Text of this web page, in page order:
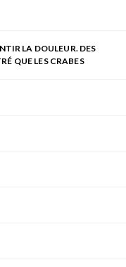
LA DOULEUR. DES
QUE LES CRABES